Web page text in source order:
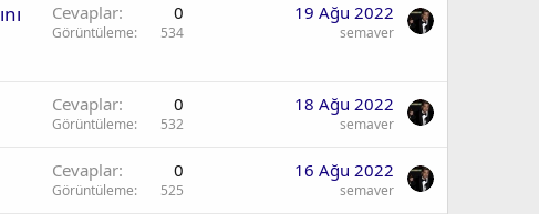
Cevaplar 0
Görüntüleme 534
19 Ağu 2022
semaver
Cevaplar 0
Görüntüleme 532
18 Ağu 2022
semaver
Cevaplar 0
Görüntüleme 525
16 Ağu 2022
semaver